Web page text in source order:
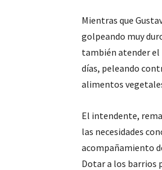
Mientras que
golpeando muy
también atender el
días, peleando
alimentos
El intendente,
las necesidades
acompañamiento
Dotar a los barrios